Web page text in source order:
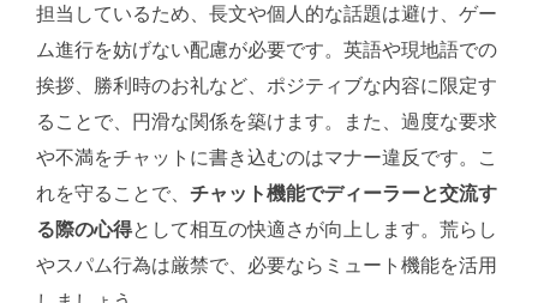
担当しているため、長文や個人的な話題は避け、ゲー
ム進行を妨げない配慮が必要です。英語や現地語での
挨拶、勝利時のお礼など、ポジティブな内容に限定す
ることで、円滑な関係を築けます。また、過度な要求
や不満をチャットに書き込むのはマナー違反です。こ
れを守ることで、 チャット機能でディーラーと交流す
る際の心得として相互の快適さが向上します。荒らし
やスパム行為は厳禁で、必要ならミュート機能を活用